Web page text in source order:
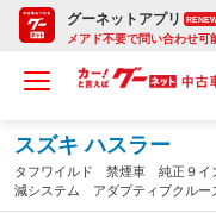
グーネットアプリ
メアド不要で問い合わせ可
スズキ ハスラー
タフワイルド 禁煙車 純正９
減システム アダプティブクル
ー ＬＥＤヘッド 純正１５イ